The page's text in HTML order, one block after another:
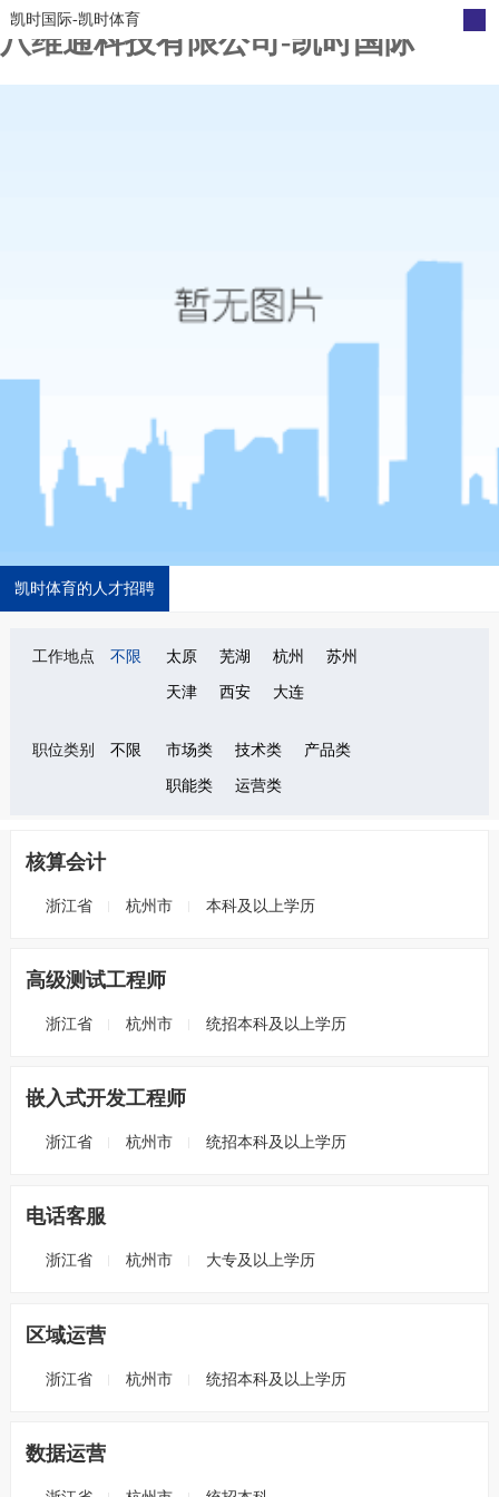
八维通科技有限公司-凯时国际
凯时国际-凯时体育
凯时体育的人才招聘
工作地点 不限 太原 芜湖 杭州 苏州
天津 西安 大连
职位类别 不限 市场类 技术类 产品类
职能类 运营类
核算会计
浙江省 杭州市 本科及以上学历
高级测试工程师
浙江省 杭州市 统招本科及以上学历
嵌入式开发工程师
浙江省 杭州市 统招本科及以上学历
电话客服
浙江省 杭州市 大专及以上学历
区域运营
浙江省 杭州市 统招本科及以上学历
数据运营